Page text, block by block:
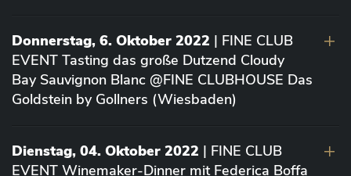
Donnerstag, 6. Oktober 2022 | FINE CLUB
EVENT Tasting das große Dutzend Cloudy
Bay Sauvignon Blanc @FINE CLUBHOUSE Das
Goldstein by Gollners (Wiesbaden)
Dienstag, 04. Oktober 2022 | FINE CLUB
EVENT Winemaker-Dinner mit Federica Boffa